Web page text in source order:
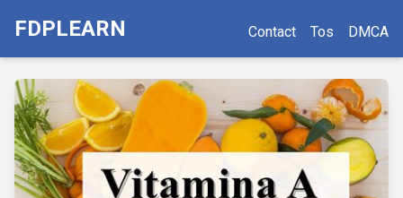
FDPLEARN Contact Tos DMCA